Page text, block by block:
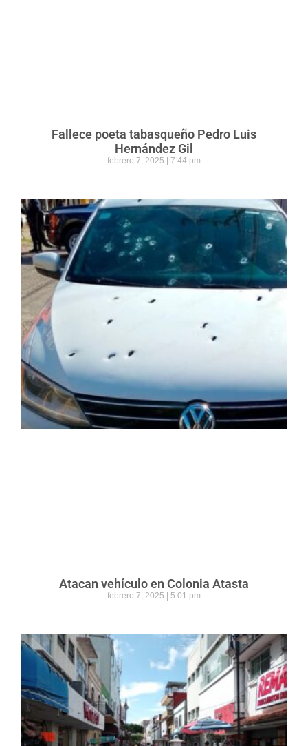
Fallece poeta tabasqueño Pedro Luis
Hernández Gil
febrero 7, 2025 7:44 pm
Atacan vehículo en Colonia Atasta
febrero 7, 2025 5:01 pm